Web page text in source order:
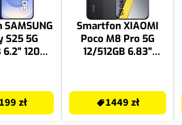
S25 5G
120Hz
zł
Smartfon XIAOMI
Poco M8 Pro 5G
12/512GB 6.83"
1449 zł